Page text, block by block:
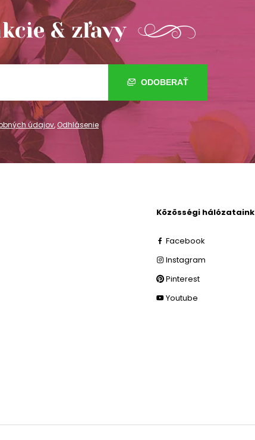
& zľavy
ODOBERAŤ
údajov,Odhlásenie
Közösségi hálózataink
Facebook
Instagram
Pinterest
Youtube